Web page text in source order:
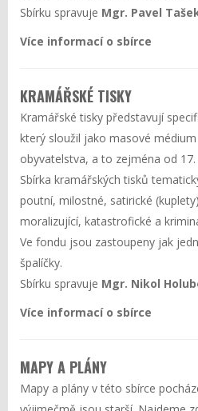
Sbírku spravuje Mgr. Pavel
Více informací o sbírce
KRAMÁŘSKÉ TISKY
Kramářské tisky představují
který sloužil jako masové
obyvatelstva, a to zejména od
Sbírka kramářských tisků
poutní, milostné, satirické
moralizující, katastrofické a
Ve fondu jsou zastoupeny jak
špalíčky.
Sbírku spravuje Mgr. Nikol
Více informací o sbírce
MAPY A PLÁNY
Mapy a plány v této sbírce